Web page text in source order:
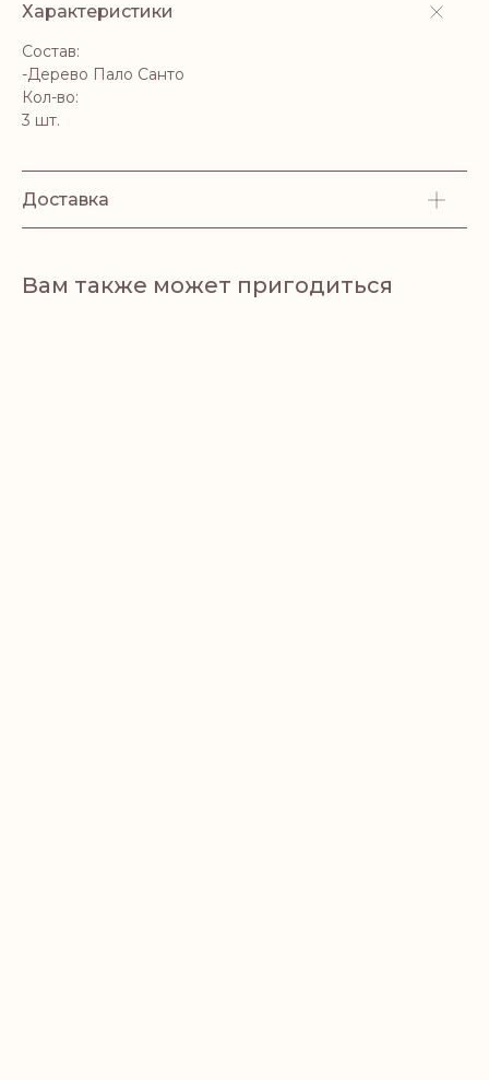
Характеристики
Состав:
-Дерево Пало Санто
Кол-во:
3 шт.
Доставка
Вам также может пригодиться